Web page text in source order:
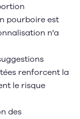
pourboire est
n'a
renforcent la
le risque
des